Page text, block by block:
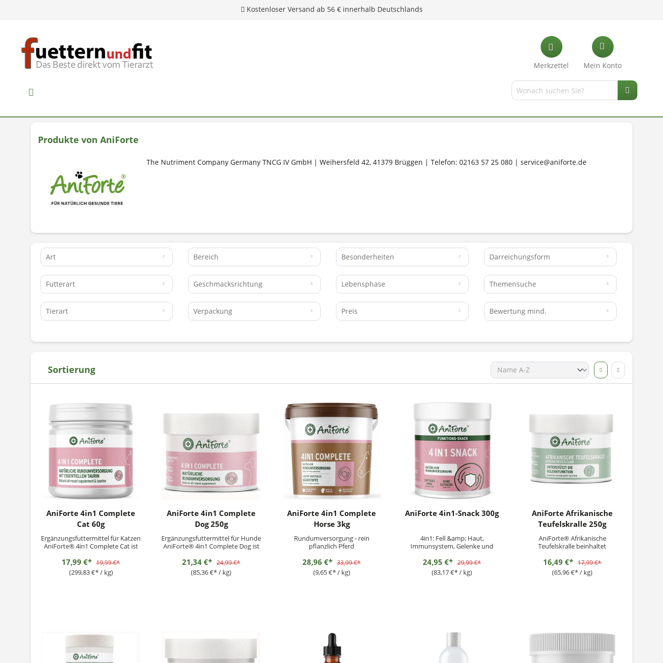
Merkzettel Mein Konto
Produkte von AniForte
The Nutriment Company Germany TNCG IV GmbH | Weihersfeld 42, 41379 Brüggen | Telefon: 02163 57 25 080 | service@aniforte.de
Art Bereich Besonderheiten Darreichungsform
Futterart Geschmacksrichtung Lebensphase Themensuche
Tierart Verpackung Preis Bewertung mind.
Sortierung
AniForte 4in1 Complete
Cat 60g
Ergänzungsfuttermittel für Katzen
AniForte® 4in1 Complete Cat ist
Kollagenpulver, Acai Pulver und
Tobinamburpulver eine rein
pflanzliche Rundumversorgung
17,99 €* 19,99 €*
(299,83 €* / kg)
AniForte 4in1 Complete
Dog 250g
Ergänzungsfuttermittel für Hunde
AniForte® 4in1 Complete Dog ist
Bierhefe, Hagebuttenschalen und
Grünlippmuschelpulver eine rein
pflanzliche Rundumversorgung
21,34 €* 24,99 €*
(85,36 €* / kg)
AniForte 4in1 Complete
Horse 3kg
Rundumversorgung - rein
pflanzlich Pferd
28,96 €* 33,99 €*
(9,65 €* / kg)
AniForte 4in1-Snack 300g
4in1: Fell &amp; Haut,
Immunsystem, Gelenke und
24,95 €* 29,99 €*
(83,17 €* / kg)
AniForte Afrikanische
Teufelskralle 250g
AniForte® Afrikanische
Teufelskralle beinhaltet
und kann so dazu beitragen, den
gesamten Bewegungsapparat
sowie die normale
16,49 €* 17,99 €*
(65,96 €* / kg)